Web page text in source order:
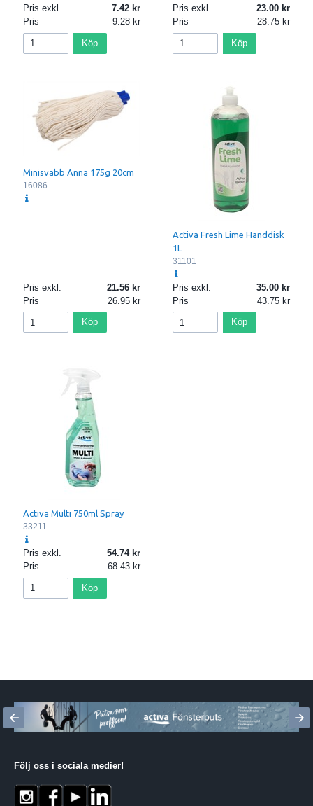
Pris exkl.
7.42
Pris
9.28
Köp
Pris exkl.
23.00
Pris
28.75
Köp
Minisvabb Anna 175g 20cm
16086
Pris exkl.
21.56
Pris
26.95
Köp
Activa Fresh Lime Handdisk
1L
31101
Pris exkl.
35.00
Pris
43.75
Köp
Activa Multi 750ml Spray
33211
Pris exkl.
54.74
Pris
68.43
Köp
Följ oss i sociala medier!